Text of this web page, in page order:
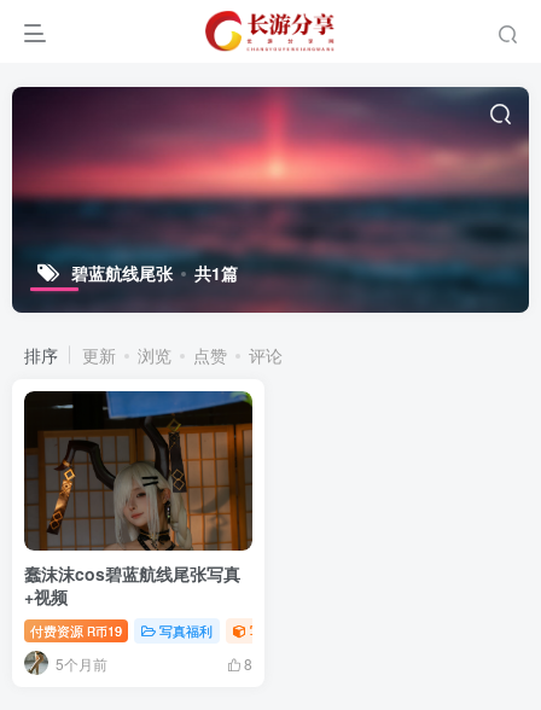
碧蓝航线尾张 共1篇
排序 更新 浏览 点赞 评论
蠢沫沫cos碧蓝航线尾张写真
+视频
付费资源 R币19 写真福利 写真视频专题
5个月前 8